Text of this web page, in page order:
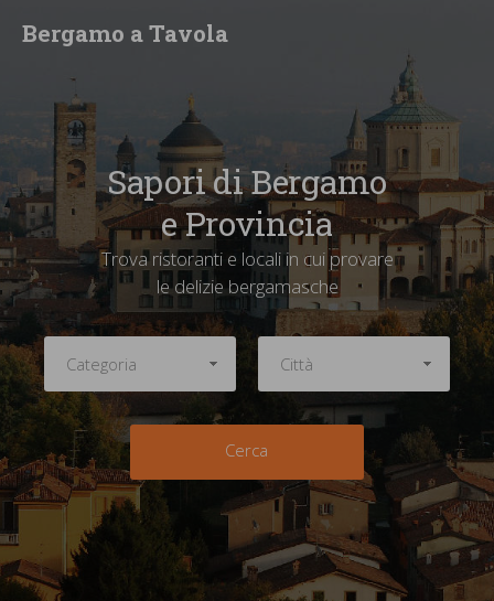
Bergamo a Tavola
Sapori di Bergamo
e Provincia
Trova ristoranti e locali in cui provare
le delizie bergamasche
Cerca